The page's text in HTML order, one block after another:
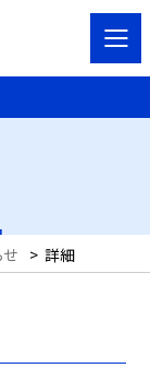
> 詳細